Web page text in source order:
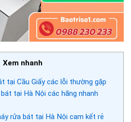
Xem nhanh
tại Cầu Giấy các lỗi thường gặp
tại Hà Nội các hãng nhanh
rửa bát tại Hà Nội cam kết rẻ